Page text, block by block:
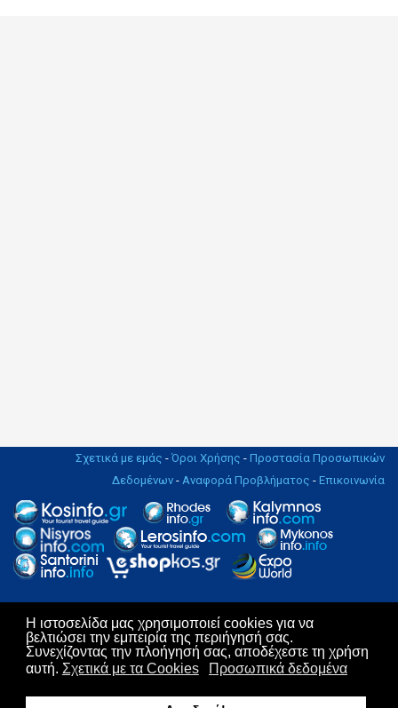
Η ιστοσελίδα μας χρησιμοποιεί cookies για να
βελτιώσει την εμπειρία της περιήγησή σας.
Συνεχίζοντας την πλοήγησή σας, αποδέχεστε τη χρήση
αυτή. Σχετικά με τα Cookies Προσωπικά δεδομένα
Σχετικά με εμάς - Όροι Χρήσης - Προστασία Προσωπικών
Δεδομένων - Αναφορά Προβλήματος - Επικοινωνία
Copyright © 2004 - 2019. All rights Reserved. | Design & Hosting by
KosNet